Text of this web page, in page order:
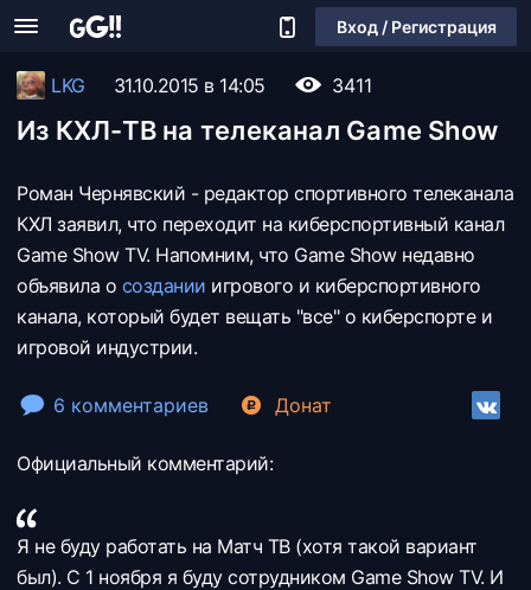
Вход / Регистрация
LKG 31.10.2015 в 14:05 3411
Из КХЛ-ТВ на телеканал Game Show
Роман Чернявский - редактор спортивного телеканала
КХЛ заявил, что переходит на киберспортивный канал
Game Show TV. Напомним, что Game Show недавно
объявила о создании игрового и киберспортивного
канала, который будет вещать "все" о киберспорте и
игровой индустрии.
6 комментариев Донат
Официальный комментарий:
Я не буду работать на Матч ТВ (хотя такой вариант
был). С 1 ноября я буду сотрудником Game Show TV. И